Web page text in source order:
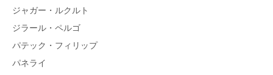
ジャガー・ルクルト
ジラール・ペルゴ
パテック・フィリップ
パネライ